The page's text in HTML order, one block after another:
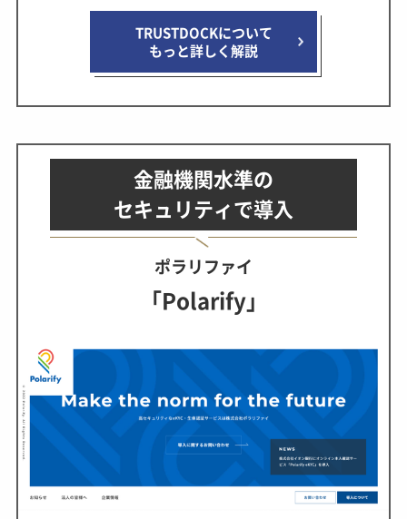
TRUSTDOCKについて
もっと詳しく解説
金融機関水準の
セキュリティで導入
ポラリファイ
「Polarify」